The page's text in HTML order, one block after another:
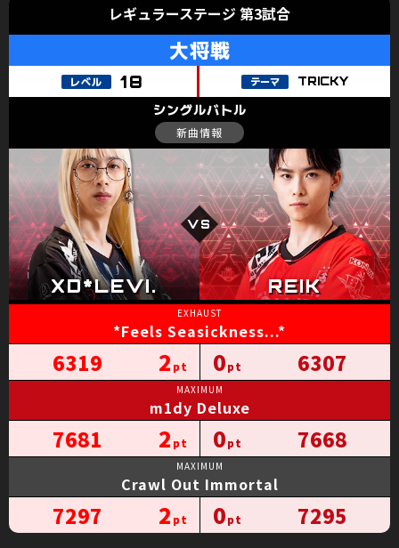
第3試合
TRICKY
*Feels Seasickness...*
6319 2 6307
0
m1dy Deluxe
7681 2 7668
0
Crawl Out Immortal
7297 2 7295
0